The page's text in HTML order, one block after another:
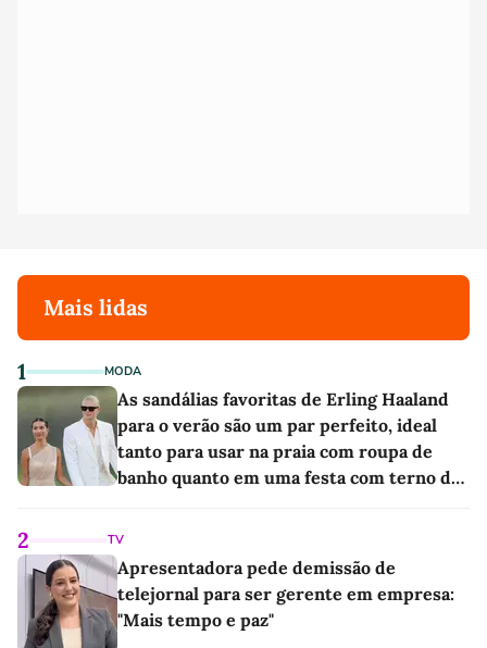
Mais lidas
1 MODA
As sandálias favoritas de Erling Haaland
para o verão são um par perfeito, ideal
tanto para usar na praia com roupa de
banho quanto em uma festa com terno de
2 TV
Apresentadora pede demissão de
telejornal para ser gerente em empresa:
"Mais tempo e paz"